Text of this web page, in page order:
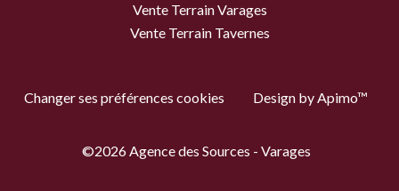
Vente Terrain Varages
Vente Terrain Tavernes
Changer ses préférences cookies Design byApimo™
©2026 Agence des Sources - Varages